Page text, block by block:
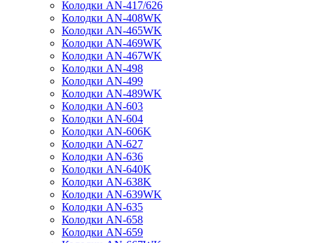
Колодки AN-417/626
Колодки AN-408WK
Колодки AN-465WK
Колодки AN-469WK
Колодки AN-467WK
Колодки AN-498
Колодки AN-499
Колодки AN-489WK
Колодки AN-603
Колодки AN-604
Колодки AN-606K
Колодки AN-627
Колодки AN-636
Колодки AN-640K
Колодки AN-638K
Колодки AN-639WK
Колодки AN-635
Колодки AN-658
Колодки AN-659